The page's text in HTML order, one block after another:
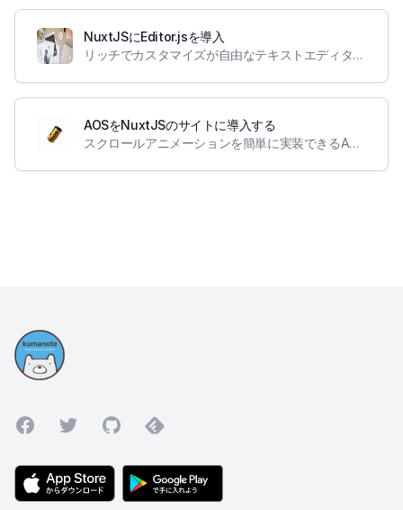
NuxtJSにEditor.jsを導入
リッチでカスタマイズが自由なテキストエディタであるEditor.jsをNuxtJSのサイトに導入しました。
AOSをNuxtJSのサイトに導入する
スクロールアニメーションを簡単に実装できるAOSというライブラリをNuxtJSベースのサイトに導入しました
FacebookTwitterGitHubFeedly